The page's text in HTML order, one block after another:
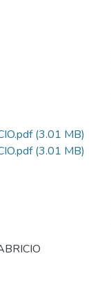
(3.01 MB)
(3.01 MB)